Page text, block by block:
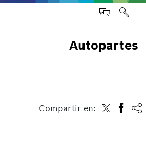
Autopartes
Compartir en: